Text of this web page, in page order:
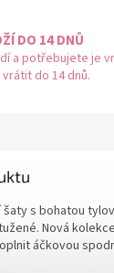
DO 14 DNŮ
a potřebujete je
do 14 dnů.
s bohatou
Nová
áčkovou